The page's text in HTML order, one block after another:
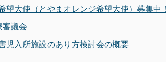
望大使（とやまオレンジ希望大使）募集中！
審議会
児入所施設のあり方検討会の概要